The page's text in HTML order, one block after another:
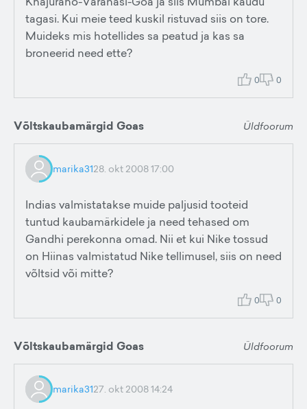
tagasi. Kui meie teed kuskil ristuvad siis on tore.
Muideks mis hotellides sa peatud ja kas sa
broneerid need ette?
0 0
Võltskaubamärgid Goas Üldfoorum
marika3128. okt 2008 17:00
Indias valmistatakse muide paljusid tooteid
tuntud kaubamärkidele ja need tehased om
Gandhi perekonna omad. Nii et kui Nike tossud
on Hiinas valmistatud Nike tellimusel, siis on need
võltsid või mitte?
0 0
Võltskaubamärgid Goas Üldfoorum
marika3127. okt 2008 14:24